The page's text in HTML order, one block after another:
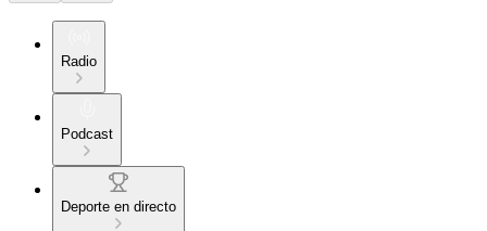
Radio
Podcast
Deporte en directo